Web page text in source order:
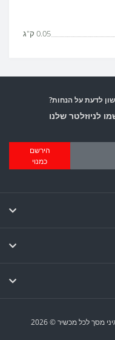
0.05 ק"ג
לדעת על הנחות?
לניוזלטר שלנו
הירשם
כמנוי
מסך לכל מכשיר © 2026